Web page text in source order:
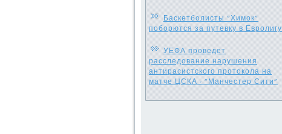
Баскетболисты "Химок"
поборются за путевку в Евролигу
УЕФА проведет
расследование нарушения
антирасистского протокола на
матче ЦСКА - "Манчестер Сити"